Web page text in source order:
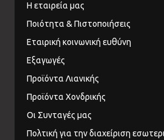
Η εταιρεία μας
Ποιότητα & Πιστοποιήσεις
Εταιρική κοινωνική ευθύνη
Εξαγωγές
Προϊόντα Λιανικής
Προϊόντα Χονδρικής
Οι Συνταγές μας
Πολτική για την διαχείριση